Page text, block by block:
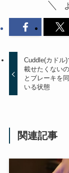
Cuddle(カドル
載せたくない
とブレーキを
いる状態
関連記事